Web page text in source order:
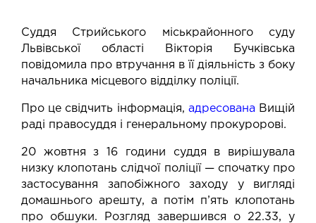
Суддя Стрийського міськрайонного суду
Львівської області Вікторія Бучківська
повідомила про втручання в її діяльність з боку
начальника місцевого відділку поліції.
Про це свідчить інформація, адресована Вищій
раді правосуддя і генеральному прокуророві.
20 жовтня з 16 години суддя в вирішувала
низку клопотань слідчої поліції — спочатку про
застосування запобіжного заходу у вигляді
домашнього арешту, а потім п’ять клопотань
про обшуки. Розгляд завершився о 22.33, у